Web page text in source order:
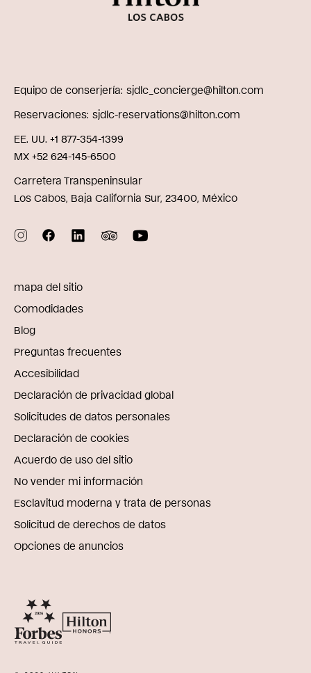
Equipo de conserjería sjdlc_concierge@hilton.com
Reservaciones sjdlc-reservations@hilton.com
EE. UU. +1 877-354-1399
MX +52 624-145-6500
Carretera Transpeninsular
Los Cabos, Baja California Sur, 23400, México
mapa del sitio
Comodidades
Blog
Preguntas frecuentes
Accesibilidad
Declaración de privacidad global
Solicitudes de datos personales
Declaración de cookies
Acuerdo de uso del sitio
No vender mi información
Esclavitud moderna y trata de personas
Solicitud de derechos de datos
Opciones de anuncios